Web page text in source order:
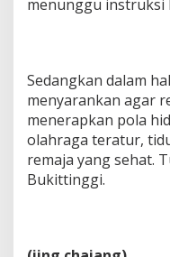
menunggu instruksi
Sedangkan dalam
menyarankan agar
menerapkan pola
olahraga teratur,
remaja yang sehat.
Bukittinggi.